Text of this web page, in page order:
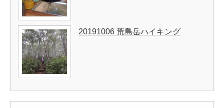
20191006 荒島岳ハイキング